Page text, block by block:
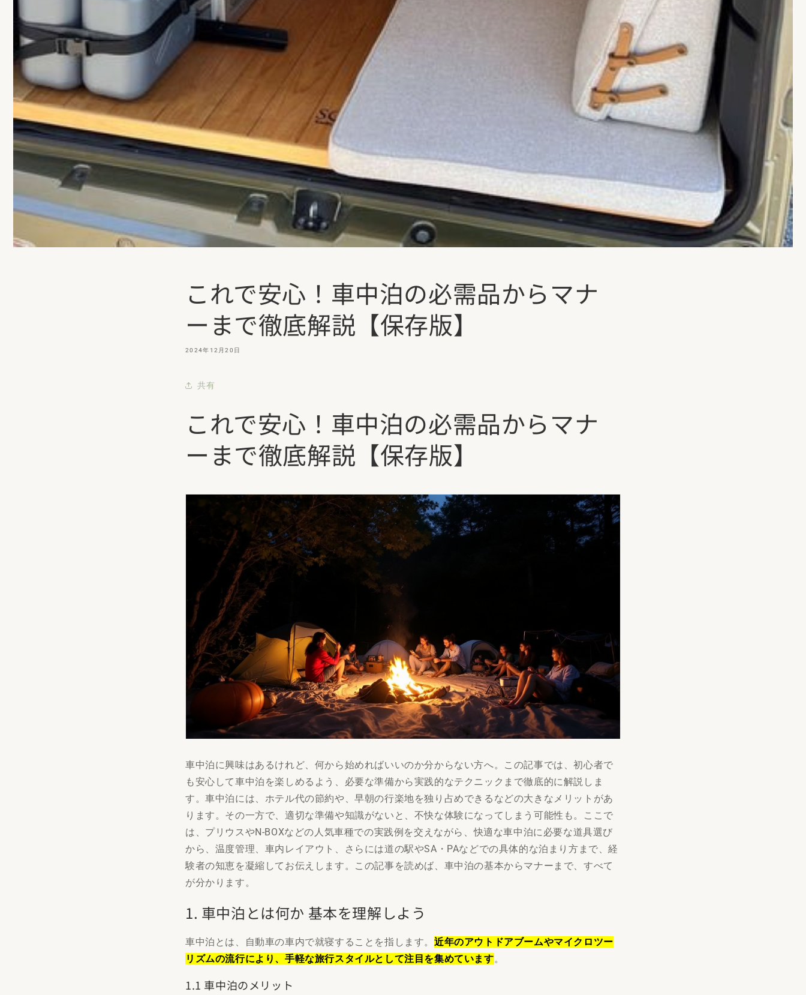
これで安心！車中泊の必需品からマナ
ーまで徹底解説【保存版】
2024年12月20日
共有
これで安心！車中泊の必需品からマナ
ーまで徹底解説【保存版】
車中泊に興味はあるけれど、何から始めればいいのか分からない方へ。この記事では、初心者で
も安心して車中泊を楽しめるよう、必要な準備から実践的なテクニックまで徹底的に解説しま
す。車中泊には、ホテル代の節約や、早朝の行楽地を独り占めできるなどの大きなメリットがあ
ります。その一方で、適切な準備や知識がないと、不快な体験になってしまう可能性も。ここで
は、プリウスやN-BOXなどの人気車種での実践例を交えながら、快適な車中泊に必要な道具選び
から、温度管理、車内レイアウト、さらには道の駅やSA・PAなどでの具体的な泊まり方まで、経
験者の知恵を凝縮してお伝えします。この記事を読めば、車中泊の基本からマナーまで、すべて
が分かります。
1. 車中泊とは何か 基本を理解しよう
車中泊とは、自動車の車内で就寝することを指します。 近年のアウトドアブームやマイクロツー
リズムの流行により、手軽な旅行スタイルとして注目を集めています。
1.1 車中泊のメリット